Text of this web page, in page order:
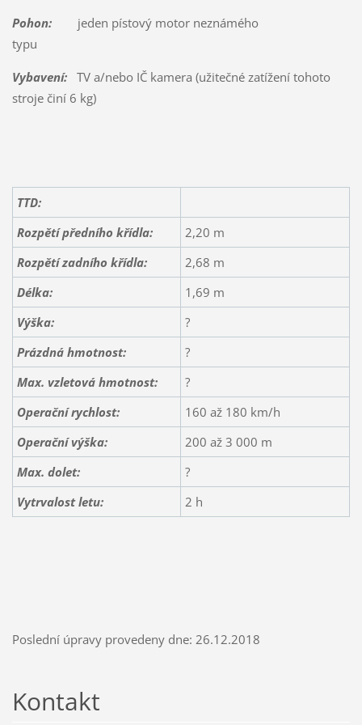
Pohon:jeden pístový motor neznámého
typu
Vybavení:TV a/nebo IČ kamera (užitečné zatížení tohoto
stroje činí 6 kg)
TTD:
Rozpětí předního křídla:
2,20 m
Rozpětí zadního křídla:
2,68 m
Délka:
1,69 m
Výška:
?
Prázdná hmotnost:
?
Max. vzletová hmotnost:
?
Operační rychlost:
160 až 180 km/h
Operační výška:
200 až 3 000 m
Max. dolet:
?
Vytrvalost letu:
2 h
Poslední úpravy provedeny dne: 26.12.2018
Kontakt